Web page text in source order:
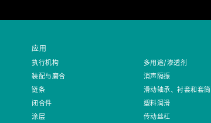
应用
执行机构
装配与磨合
链条
闭合件
涂层
多用途/渗透剂
消声隔振
滑动轴承、衬套和套筒
塑料润滑
传动丝杠